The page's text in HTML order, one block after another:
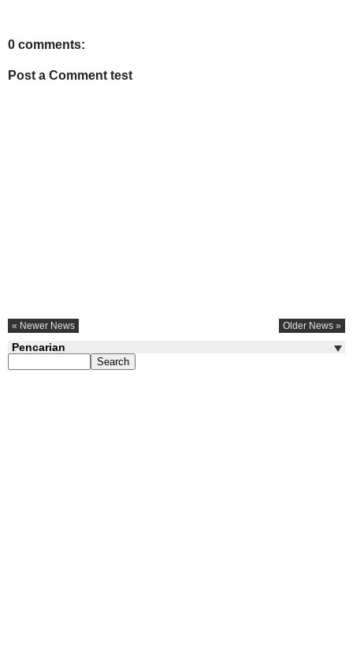
0 comments:
Post a Comment test
« Newer News Older News »
Pencarian